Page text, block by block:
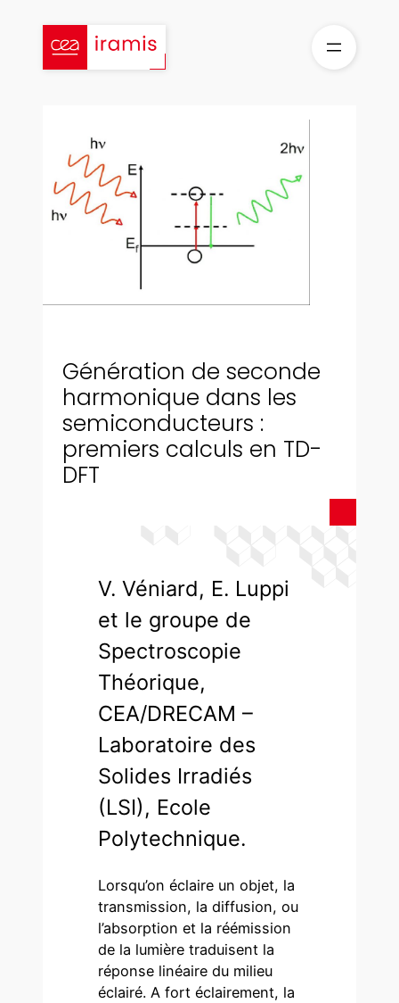
contenu
Génération de seconde
harmonique dans les
semiconducteurs :
premiers calculs en TD-
DFT
V. Véniard, E. Luppi
et le groupe de
Spectroscopie
Théorique,
CEA/DRECAM –
Laboratoire des
Solides Irradiés
(LSI), Ecole
Polytechnique.
Lorsqu’on éclaire un objet, la
transmission, la diffusion, ou
l’absorption et la réémission
de la lumière traduisent la
réponse linéaire du milieu
éclairé. A fort éclairement, la